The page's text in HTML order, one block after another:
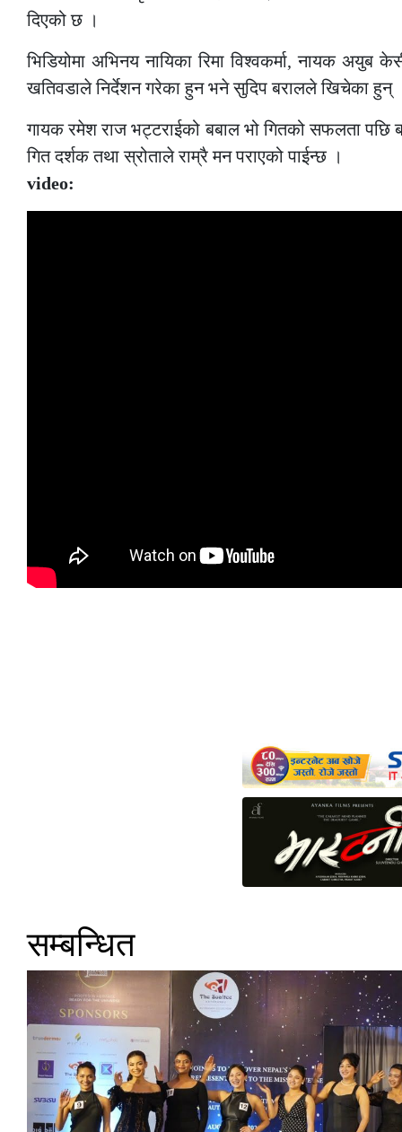
दिएको छ ।
भिडियोमा अभिनय नायिका रिमा विश्वकर्मा, नायक अयुब
खतिवडाले निर्देशन गरेका हुन भने सुदिप बरालले खिचेका
गायक रमेश राज भट्टराईको बबाल भो गितको सफलता पछि
गित दर्शक तथा स्रोताले राम्रै मन पराएको पाईन्छ ।
video:
सम्बन्धित